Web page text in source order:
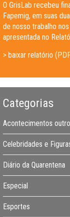
O GrisLab recebeu
Fapemig, em suas
de nosso trabalho
apresentada no
> baixar relatório
Categorias
Acontecimentos
Celebridades e
Diário da Quarentena
Especial
Esportes